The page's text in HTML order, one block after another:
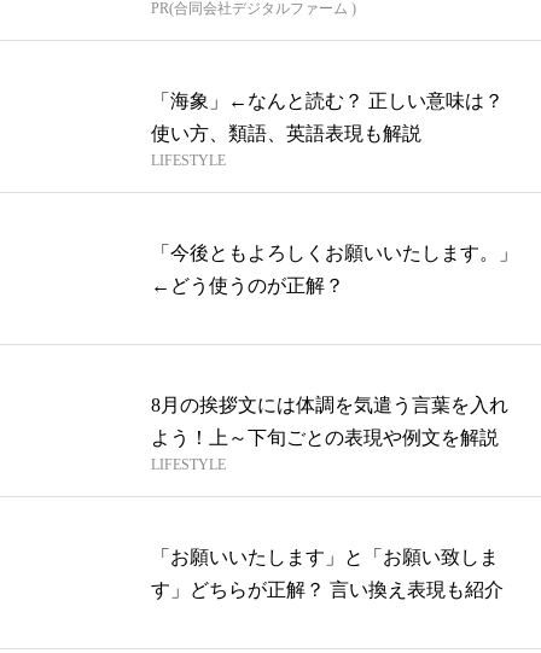
PR(合同会社デジタルファーム )
「海象」←なんと読む？ 正しい意味は？
使い方、類語、英語表現も解説
LIFESTYLE
「今後ともよろしくお願いいたします。」
←どう使うのが正解？
8月の挨拶文には体調を気遣う言葉を入れ
よう！上～下旬ごとの表現や例文を解説
LIFESTYLE
「お願いいたします」と「お願い致しま
す」どちらが正解？ 言い換え表現も紹介